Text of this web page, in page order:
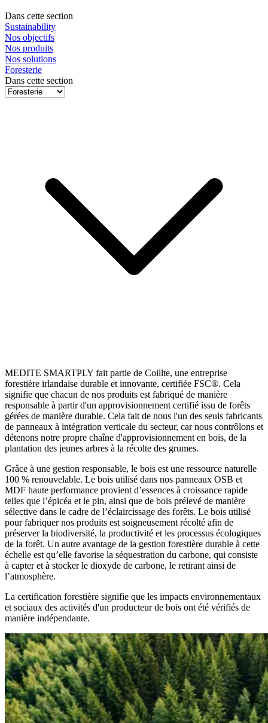
Dans cette section
Sustainability
Nos objectifs
Nos produits
Nos solutions
Foresterie
Dans cette section
MEDITE SMARTPLY fait partie de Coillte, une entreprise
forestière irlandaise durable et innovante, certifiée FSC®. Cela
signifie que chacun de nos produits est fabriqué de manière
responsable à partir d'un approvisionnement certifié issu de forêts
gérées de manière durable. Cela fait de nous l'un des seuls fabricants
de panneaux à intégration verticale du secteur, car nous contrôlons et
détenons notre propre chaîne d'approvisionnement en bois, de la
plantation des jeunes arbres à la récolte des grumes.
Grâce à une gestion responsable, le bois est une ressource naturelle
100 % renouvelable. Le bois utilisé dans nos panneaux OSB et
MDF haute performance provient d’essences à croissance rapide
telles que l’épicéa et le pin, ainsi que de bois prélevé de manière
sélective dans le cadre de l’éclaircissage des forêts. Le bois utilisé
pour fabriquer nos produits est soigneusement récolté afin de
préserver la biodiversité, la productivité et les processus écologiques
de la forêt. Un autre avantage de la gestion forestière durable à cette
échelle est qu’elle favorise la séquestration du carbone, qui consiste
à capter et à stocker le dioxyde de carbone, le retirant ainsi de
l’atmosphère.
La certification forestière signifie que les impacts environnementaux
et sociaux des activités d'un producteur de bois ont été vérifiés de
manière indépendante.